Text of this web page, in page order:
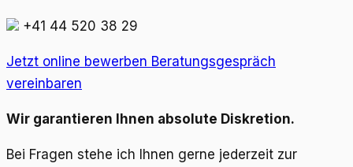
+41 44 520 38 29
Jetzt online bewerben Beratungsgespräch
vereinbaren
Wir garantieren Ihnen absolute Diskretion.
Bei Fragen stehe ich Ihnen gerne jederzeit zur